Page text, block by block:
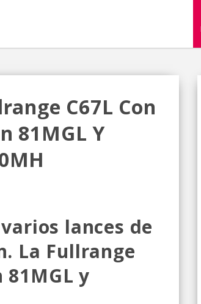
C67L Con
81MGL Y
lances de
La Fullrange
81MGL y